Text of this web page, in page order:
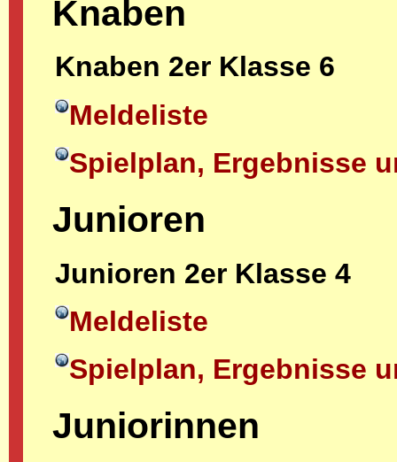
Knaben
Knaben 2er Klasse 6
Meldeliste
Spielplan, Ergebnisse
Junioren
Junioren 2er Klasse 4
Meldeliste
Spielplan, Ergebnisse
Juniorinnen